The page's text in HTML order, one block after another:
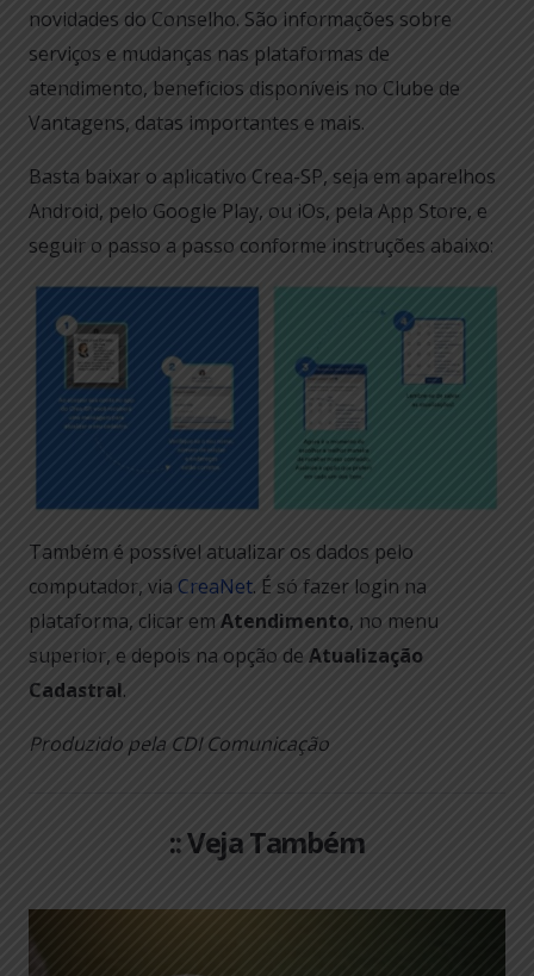
novidades do Conselho. São informações sobre
serviços e mudanças nas plataformas de
atendimento, benefícios disponíveis no Clube de
Vantagens, datas importantes e mais.
Basta baixar o aplicativo Crea-SP, seja em aparelhos
Android, pelo Google Play, ou iOs, pela App Store, e
seguir o passo a passo conforme instruções abaixo:
Também é possível atualizar os dados pelo
computador, via CreaNet. É só fazer login na
plataforma, clicar em Atendimento, no menu
superior, e depois na opção de Atualização
Cadastral.
Produzido pela CDI Comunicação
:: Veja Também